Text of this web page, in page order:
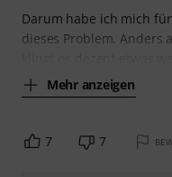
Darum habe ich mich
dieses Problem. Anders
Mehr anzeigen
7 7